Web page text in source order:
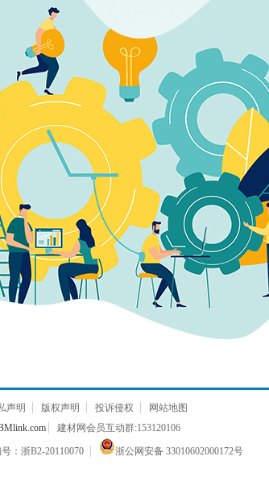
声明 版权声明 投诉侵权
网站地图
建材网会员互动群:153120106
：浙B2-20110070 浙公网安备 33010602000172号